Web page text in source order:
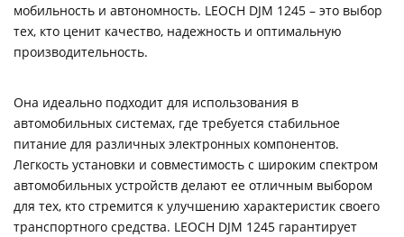
мобильность и автономность. LEOCH DJM 1245 – это выбор
тех, кто ценит качество, надежность и оптимальную
производительность.
Она идеально подходит для использования в
автомобильных системах, где требуется стабильное
питание для различных электронных компонентов.
Легкость установки и совместимость с широким спектром
автомобильных устройств делают ее отличным выбором
для тех, кто стремится к улучшению характеристик своего
транспортного средства. LEOCH DJM 1245 гарантирует